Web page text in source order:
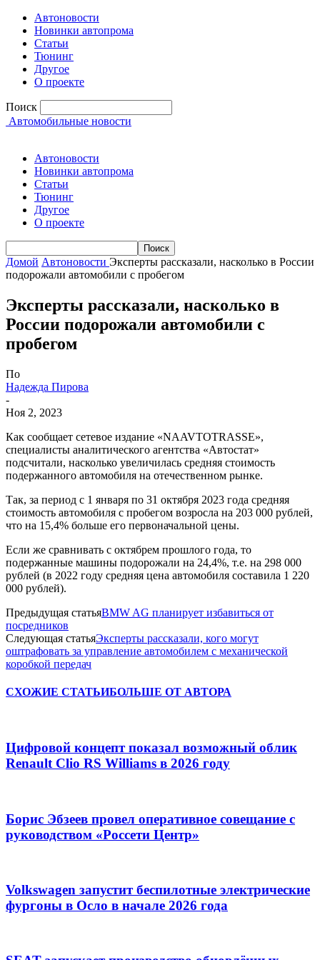
Автоновости
Новинки автопрома
Статьи
Тюнинг
Другое
О проекте
Поиск
Автомобильные новости
Автоновости
Новинки автопрома
Статьи
Тюнинг
Другое
О проекте
Домой Автоновости Эксперты рассказали, насколько в России
подорожали автомобили с пробегом
Эксперты рассказали, насколько в
России подорожали автомобили с
пробегом
По
Надежда Пирова
-
Ноя 2, 2023
Как сообщает сетевое издание «NAAVTOTRASSE»,
специалисты аналитического агентства «Автостат»
подсчитали, насколько увеличилась средняя стоимость
подержанного автомобиля на отечественном рынке.
Так, за период с 1 января по 31 октября 2023 года средняя
стоимость автомобиля с пробегом возросла на 203 000 рублей,
что на 15,4% больше его первоначальной цены.
Если же сравнивать с октябрем прошлого года, то
подержанные машины подорожали на 24,4%, т.е. на 298 000
рублей (в 2022 году средняя цена автомобиля составила 1 220
000 рублей).
Предыдущая статьяBMW AG планирует избавиться от
посредников
Следующая статьяЭксперты рассказали, кого могут
оштрафовать за управление автомобилем с механической
коробкой передач
СХОЖИЕ СТАТЬИБОЛЬШЕ ОТ АВТОРА
Цифровой концепт показал возможный облик
Renault Clio RS Williams в 2026 году
Борис Эбзеев провел оперативное совещание с
руководством «Россети Центр»
Volkswagen запустит беспилотные электрические
фургоны в Осло в начале 2026 года